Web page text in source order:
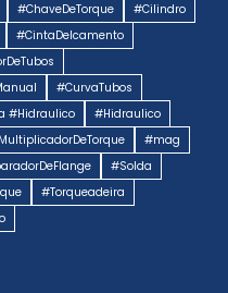
#ChaveDeTorque
#Cilindro
#CintaDeIcamento
#CurvaTubos
#Hidraulico
#Hidraulico
#mag
#Solda
#Torqueadeira